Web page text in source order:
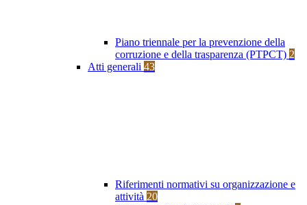
Piano triennale per la prevenzione della
corruzione e della trasparenza (PTPCT) 2
Atti generali 43
Riferimenti normativi su organizzazione e
attività 20